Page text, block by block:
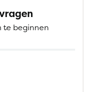
te beginnen